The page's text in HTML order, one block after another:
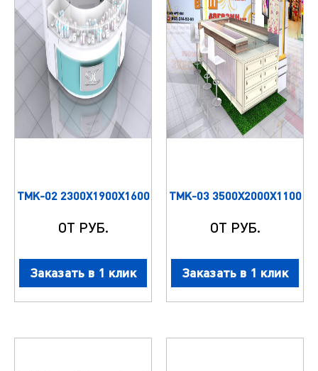
ТМК-02 2300Х1900Х1600
ОТ РУБ.
Заказать в 1 клик
ТМК-03 3500Х2000Х1100
ОТ РУБ.
Заказать в 1 клик